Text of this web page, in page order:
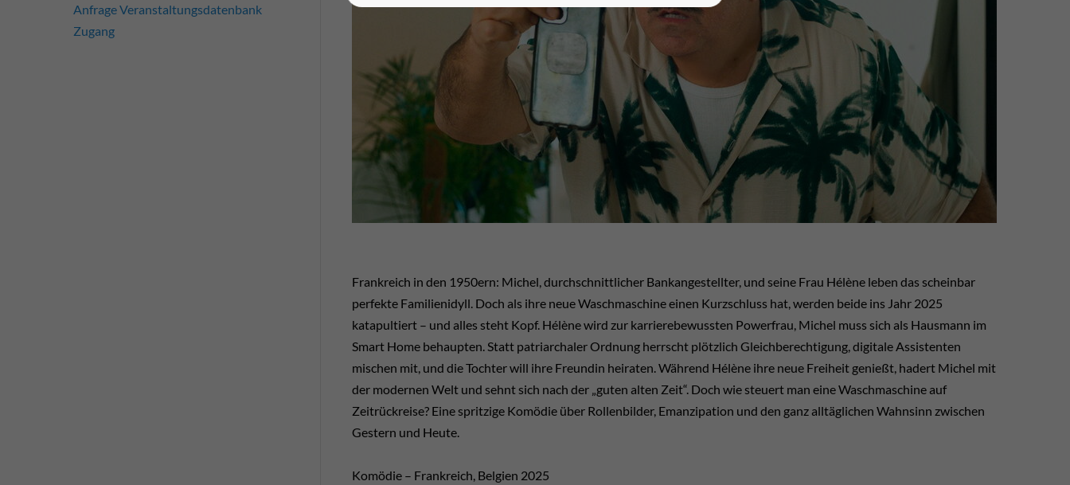
Frankreich in den 1950ern: Michel, durchschnittlicher Bankangestellter, und seine Frau Hélène leben das scheinbar
perfekte Familienidyll. Doch als ihre neue Waschmaschine einen Kurzschluss hat, werden beide ins Jahr 2025
katapultiert – und alles steht Kopf. Hélène wird zur karrierebewussten Powerfrau, Michel muss sich als Hausmann im
Smart Home behaupten. Statt patriarchaler Ordnung herrscht plötzlich Gleichberechtigung, digitale Assistenten
mischen mit, und die Tochter will ihre Freundin heiraten. Während Hélène ihre neue Freiheit genießt, hadert Michel mit
der modernen Welt und sehnt sich nach der „guten alten Zeit“. Doch wie steuert man eine Waschmaschine auf
Zeitrückreise? Eine spritzige Komödie über Rollenbilder, Emanzipation und den ganz alltäglichen Wahnsinn zwischen
Gestern und Heute.
Komödie – Frankreich, Belgien 2025
Anfrage Veranstaltungsdatenbank
Zugang